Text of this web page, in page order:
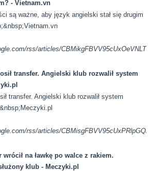
- Vietnam.vn
są ważne, aby język angielski stał się drugim
rss/articles/
transfer. Angielski klub rozwalił system
transfer. Angielski klub rozwalił system
rss/articles/
na ławkę po walce z rakiem.
klub - Meczyki.pl